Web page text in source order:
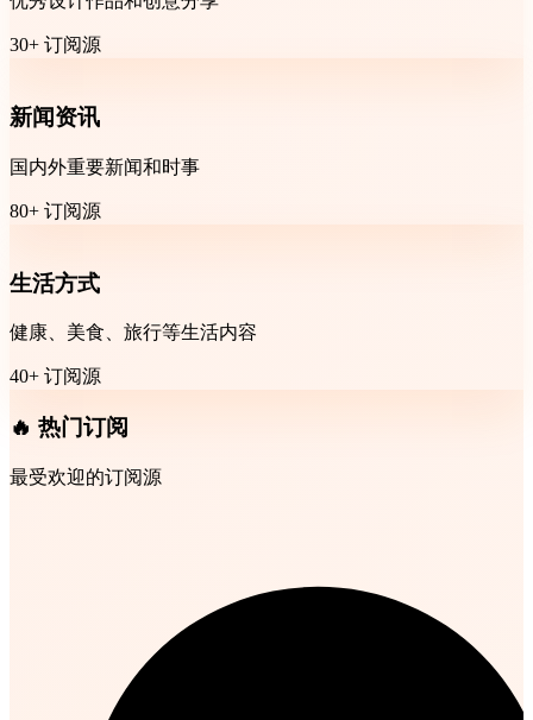
30+ 订阅源
新闻资讯
国内外重要新闻和时事
80+ 订阅源
生活方式
健康、美食、旅行等生活内容
40+ 订阅源
🔥 热门订阅
最受欢迎的订阅源